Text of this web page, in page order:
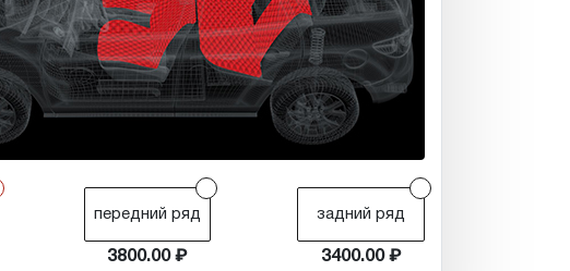
передний ряд
3800.00
задний ряд
3400.00